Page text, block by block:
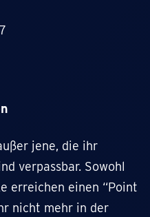
jene, die ihr
verpassbar. Sowohl
erreichen einen “Point
nicht mehr in der